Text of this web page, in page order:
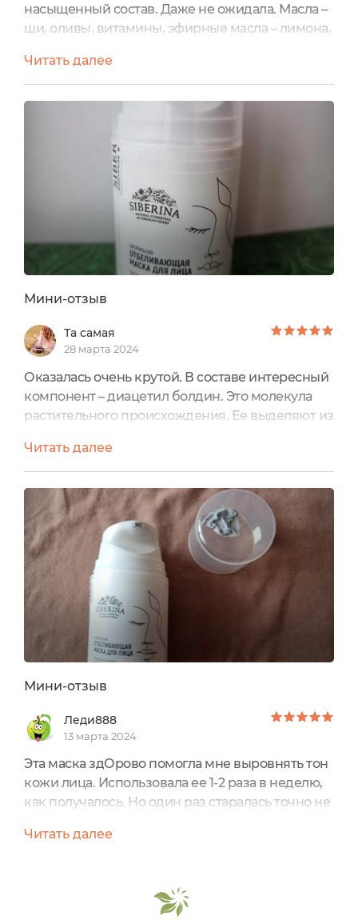
насыщенный состав. Даже не ожидала. Масла –
ши, оливы, витамины, эфирные масла – лимона,
астрагала перепончатого, корня
макроцефалии, корня володушки
серповидной). Я про такие растения даже не
слышала. Все они обладают осветляющими
кожу свойствами, регенерирующими, а значит
еще и омолаживающими. Маску наношу на 10
или чуть больше...
Читать далее
Мини-отзыв
Та самая
28 марта 2024
Оказалась очень крутой. В составе интересный
компонент – диацетил болдин. Это молекула
растительного происхождения. Ее выделяют из
безопасно и бережно отбеливает кожу,
препятствует выработке меланина,
выравнивает тон кожи. И потому пигментации
возникает меньше. Еще в составе известные
нам осветляющие кожу вещества – масла
лимона, апельсина, также комплекс осветля...
Читать далее
Мини-отзыв
Леди888
13 марта 2024
Эта маска здОрово помогла мне выровнять тон
кожи лица. Использовала ее 1-2 раза в неделю,
как получалось. Но один раз старалась точно не
тонизировала тоником или гидролатом. Затем
маслами, освежает кожу. Распределяется
Читать далее